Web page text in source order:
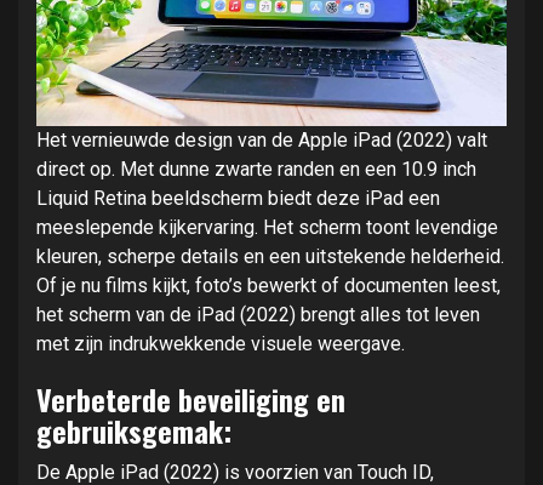
Het vernieuwde design van de Apple iPad (2022) valt
direct op. Met dunne zwarte randen en een 10.9 inch
Liquid Retina beeldscherm biedt deze iPad een
meeslepende kijkervaring. Het scherm toont levendige
kleuren, scherpe details en een uitstekende helderheid.
Of je nu films kijkt, foto’s bewerkt of documenten leest,
het scherm van de iPad (2022) brengt alles tot leven
met zijn indrukwekkende visuele weergave.
Verbeterde beveiliging en
gebruiksgemak:
De Apple iPad (2022) is voorzien van Touch ID,